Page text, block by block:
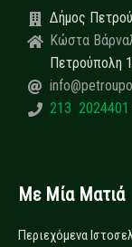
Δήμος
Κώστα
Πετρούπολη
213 2024401
Με Μία Ματιά
Περιεχόμενα